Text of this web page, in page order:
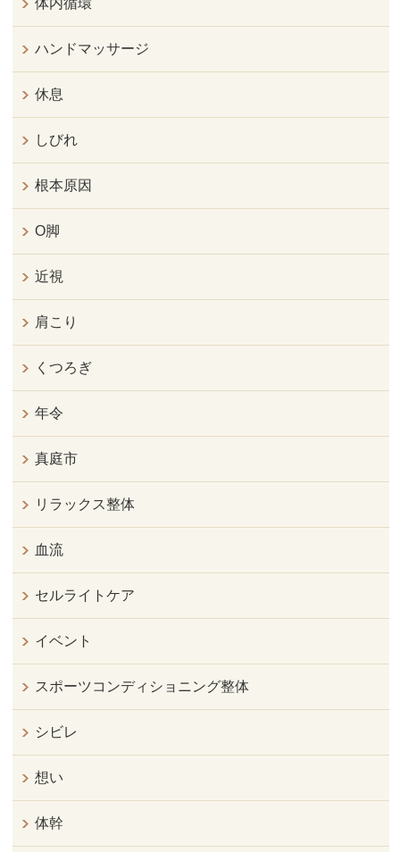
体内循環
ハンドマッサージ
休息
しびれ
根本原因
O脚
近視
肩こり
くつろぎ
年令
真庭市
リラックス整体
血流
セルライトケア
イベント
スポーツコンディショニング整体
シビレ
想い
体幹